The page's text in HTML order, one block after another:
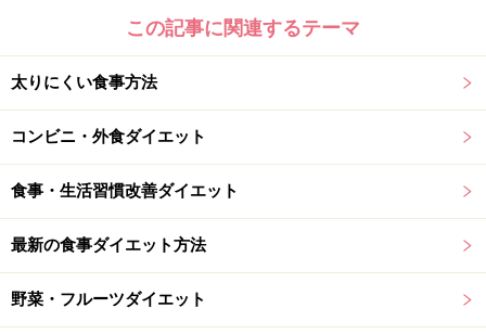
（昼食前10分ウォークは、オフィス周辺のレストランま
12：00 お昼休憩
（昼食後10分ウォークは、レストランからオフィスまで
の帰り道）
18：00 退社
（夕食前10分ウォークは退社後のショッピングや自宅ま
での帰り道）
（夕食後10分ウォークは自宅内にあるエアロバイクで代
用）
この記事に関連するテーマ
太りにくい食事方法
コンビニ・外食ダイエット
食事・生活習慣改善ダイエット
最新の食事ダイエット方法
野菜・フルーツダイエット